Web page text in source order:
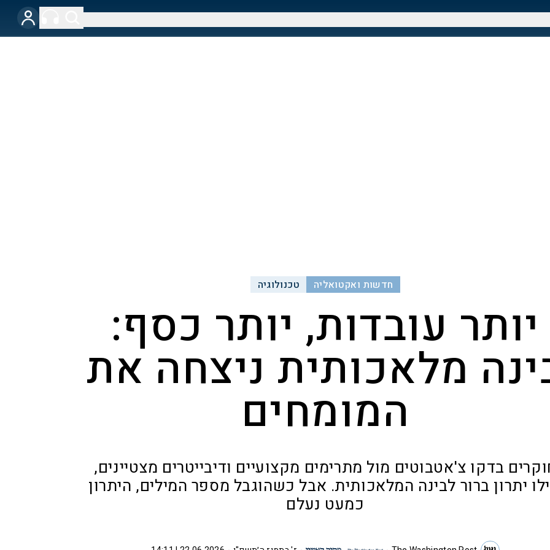
חדשות ואקטואליה טכנולוגיה
יותר עובדות, יותר כסף:
מלאכותית ניצחה את
המומחים
בדקו צ'אטבוטים מול מתרימים מקצועיים ודיבייטרים מצטיינים,
יתרון ברור לבינה המלאכותית. אבל כשהוגבל מספר המילים, היתרון
כמעט נעלם